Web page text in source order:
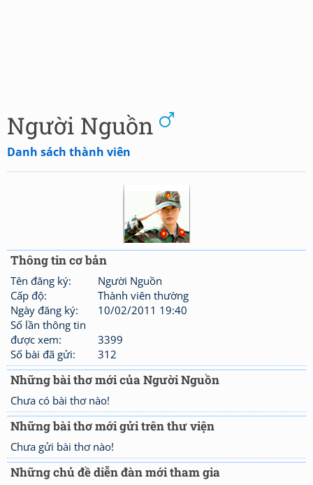
Người Nguồn
Danh sách thành viên
Thông tin cơ bản
Tên đăng ký:
Người Nguồn
Cấp độ:
Thành viên thường
Ngày đăng ký:
10/02/2011 19:40
Số lần thông tin
được xem:
3399
Số bài đã gửi:
312
Những bài thơ mới của Người Nguồn
Chưa có bài thơ nào!
Những bài thơ mới gửi trên thư viện
Chưa gửi bài thơ nào!
Những chủ đề diễn đàn mới tham gia